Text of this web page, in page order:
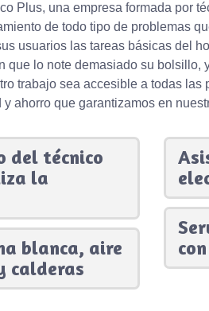
Plus, una empresa formada por
de todo tipo de problemas
usuarios las tareas básicas del
que lo note demasiado su bolsillo,
trabajo sea accesible a todas
ahorro que garantizamos en
del técnico
la
blanca, aire
calderas